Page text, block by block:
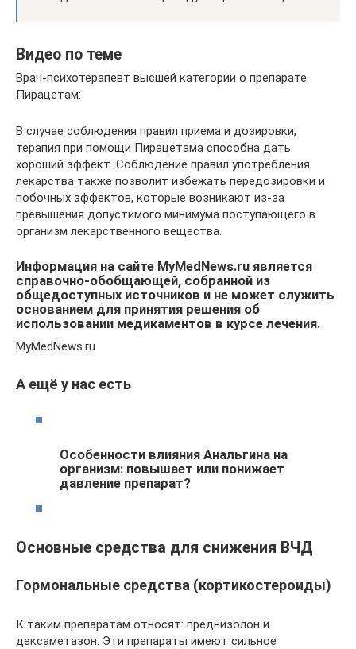
Видео по теме
Врач-психотерапевт высшей категории о препарате
Пирацетам:
В случае соблюдения правил приема и дозировки,
терапия при помощи Пирацетама способна дать
хороший эффект. Соблюдение правил употребления
лекарства также позволит избежать передозировки и
побочных эффектов, которые возникают из-за
превышения допустимого минимума поступающего в
организм лекарственного вещества.
Информация на сайте MyMedNews.ru является
справочно-обобщающей, собранной из
общедоступных источников и не может служить
основанием для принятия решения об
использовании медикаментов в курсе лечения.
MyMedNews.ru
А ещё у нас есть
Особенности влияния Анальгина на
организм: повышает или понижает
давление препарат?
Основные средства для снижения ВЧД
Гормональные средства (кортикостероиды)
К таким препаратам относят: преднизолон и
дексаметазон. Эти препараты имеют сильное